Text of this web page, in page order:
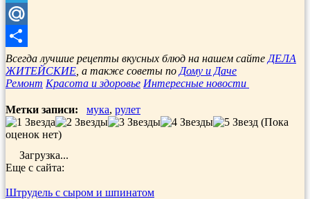
Telegram
Mail.Ru
Отправить
Всегда лучшие рецепты вкусных блюд на нашем сайте ДЕЛА
ЖИТЕЙСКИЕ , а также советы по Дому и Даче
Ремонт Красота и здоровье Интересные новости
Метки записи: мука, рулет
(Пока
оценок нет)
Загрузка...
Еще с сайта:
Штрудель с сыром и шпинатом